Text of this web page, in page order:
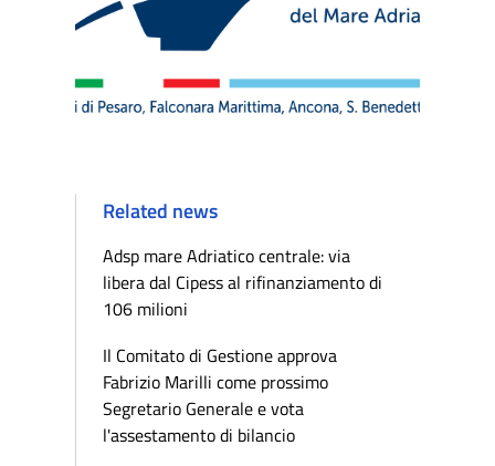
Related news
Adsp mare Adriatico centrale: via
libera dal Cipess al rifinanziamento di
106 milioni
Il Comitato di Gestione approva
Fabrizio Marilli come prossimo
Segretario Generale e vota
l'assestamento di bilancio